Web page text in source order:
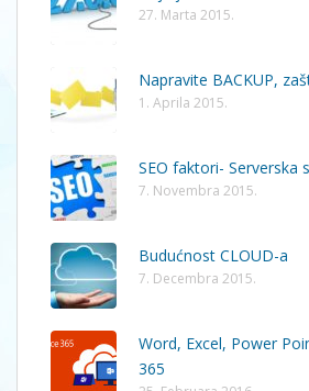
27. Marta 2015.
Napravite BACKUP,
1. Aprila 2015.
SEO faktori- Serverska
7. Novembra 2015.
Budućnost CLOUD-a
7. Decembra 2015.
Word, Excel, Power
365